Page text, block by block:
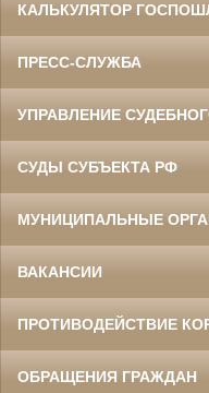
КАЛЬКУЛЯТОР
ПРЕСС-СЛУЖБА
УПРАВЛЕНИЕ
СУДЫ СУБЪЕКТА РФ
МУНИЦИПАЛЬНЫЕ
ВАКАНСИИ
ПРОТИВОДЕЙСТВИЕ
ОБРАЩЕНИЯ ГРАЖДАН